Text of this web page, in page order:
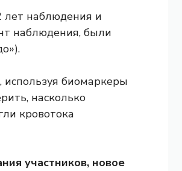
лет наблюдения и
наблюдения, были
биомаркеры
насколько
кровотока
участников, новое